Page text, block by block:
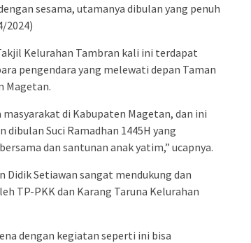
sesama, utamanya dibulan yang penuh
2024)
Kelurahan Tambran kali ini terdapat
pengendara yang melewati depan Taman
Magetan.
di Kabupaten Magetan, dan ini
Suci Ramadhan 1445H yang
dan santunan anak yatim,” ucapnya.
Didik Setiawan sangat mendukung dan
TP-PKK dan Karang Taruna Kelurahan
dengan kegiatan seperti ini bisa